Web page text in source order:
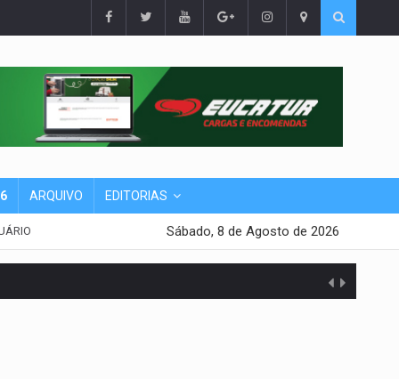
ARQUIVO EDITORIAS
Sábado, 8 de Agosto de 2026